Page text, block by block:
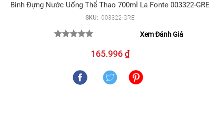
Bình Đựng Nước Uống Thể Thao 700ml La Fonte 003322-GRE
SKU: 003322-GRE
Xem Đánh Giá
165.996 ₫